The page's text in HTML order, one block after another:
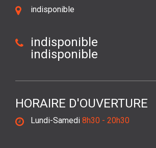
indisponible
indisponible
indisponible
HORAIRE D'OUVERTURE
Lundi-Samedi 8h30 - 20h30